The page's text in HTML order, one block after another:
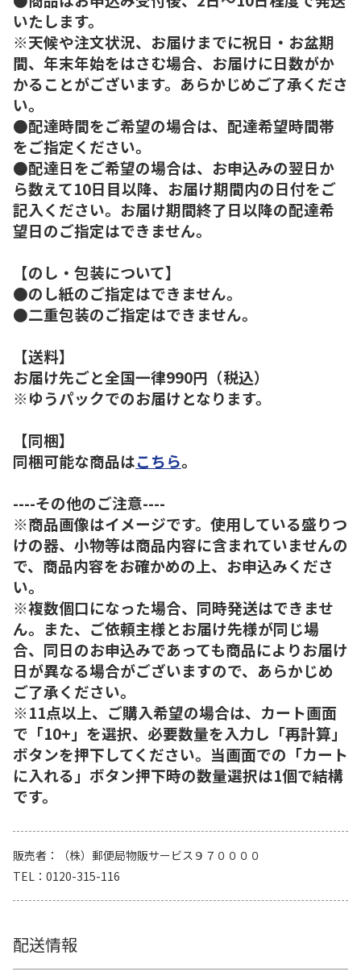
いたします。
※天候や注文状況、お届けまでに祝日・お盆期
間、年末年始をはさむ場合、お届けに日数がか
かることがございます。あらかじめご了承くださ
い。
●配達時間をご希望の場合は、配達希望時間帯
をご指定ください。
●配達日をご希望の場合は、お申込みの翌日か
ら数えて10日目以降、お届け期間内の日付をご
記入ください。お届け期間終了日以降の配達希
望日のご指定はできません。
【のし・包装について】
●のし紙のご指定はできません。
●二重包装のご指定はできません。
【送料】
お届け先ごと全国一律990円（税込）
※ゆうパックでのお届けとなります。
【同梱】
同梱可能な商品はこちら。
----その他のご注意----
※商品画像はイメージです。使用している盛りつ
けの器、小物等は商品内容に含まれていませんの
で、商品内容をお確かめの上、お申込みくださ
い。
※複数個口になった場合、同時発送はできませ
ん。また、ご依頼主様とお届け先様が同じ場
合、同日のお申込みであっても商品によりお届け
日が異なる場合がございますので、あらかじめ
ご了承ください。
※11点以上、ご購入希望の場合は、カート画面
で「10+」を選択、必要数量を入力し「再計算」
ボタンを押下してください。当画面での「カート
に入れる」ボタン押下時の数量選択は1個で結構
です。
販売者
（株）郵便局物販サービス９７００００
TEL
0120-315-116
配送情報